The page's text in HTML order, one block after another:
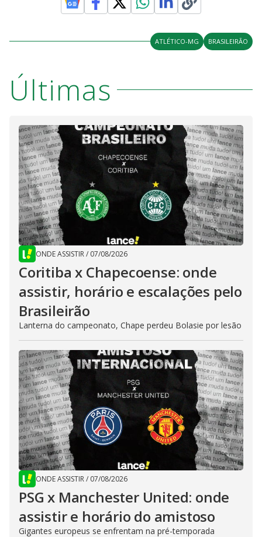
ATLÉTICO-MG BRASILEIRÃO
Últimas
ONDE ASSISTIR/ 07/08/2026
Coritiba x Chapecoense: onde
assistir, horário e escalações pelo
Brasileirão
Lanterna do campeonato, Chape perdeu Bolasie por lesão
ONDE ASSISTIR/ 07/08/2026
PSG x Manchester United: onde
assistir e horário do amistoso
Gigantes europeus se enfrentam na pré-temporada